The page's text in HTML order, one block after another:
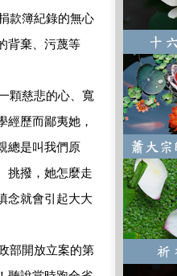
款簿紀錄的無心
背棄、污蔑等
顆慈悲的心、寬
經歷而鄙夷她，
總是叫我們原
挑撥，她怎麼走
念就會引起大大
部開放立案的第